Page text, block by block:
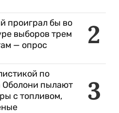
2
проиграл бы во
выборов трем
— опрос
3
по
Оболони пылают
с топливом,